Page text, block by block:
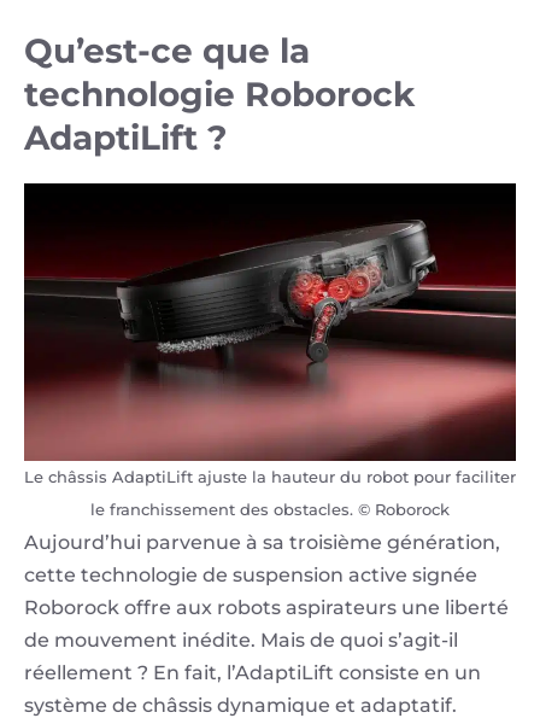
Qu’est-ce que la
technologie Roborock
AdaptiLift ?
Le châssis AdaptiLift ajuste la hauteur du robot pour faciliter
le franchissement des obstacles. © Roborock
Aujourd’hui parvenue à sa troisième génération,
cette technologie de suspension active signée
Roborock offre aux robots aspirateurs une liberté
de mouvement inédite. Mais de quoi s’agit-il
réellement ? En fait, l’AdaptiLift consiste en un
système de châssis dynamique et adaptatif.